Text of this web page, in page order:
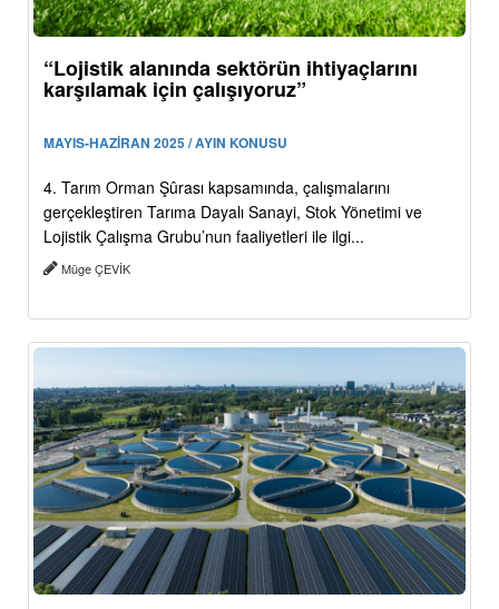
“Lojistik alanında sektörün ihtiyaçlarını
karşılamak için çalışıyoruz”
MAYIS-HAZİRAN 2025 / AYIN KONUSU
4. Tarım Orman Şûrası kapsamında, çalışmalarını
gerçekleştiren Tarıma Dayalı Sanayi, Stok Yönetimi ve
Lojistik Çalışma Grubu’nun faaliyetleri ile ilgi...
Müge ÇEVİK